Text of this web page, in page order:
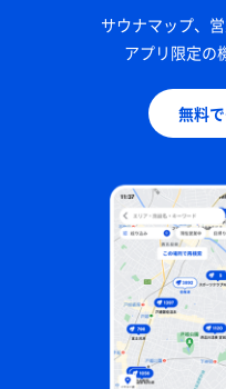
サウナマップ、
アプリ限定の
無料